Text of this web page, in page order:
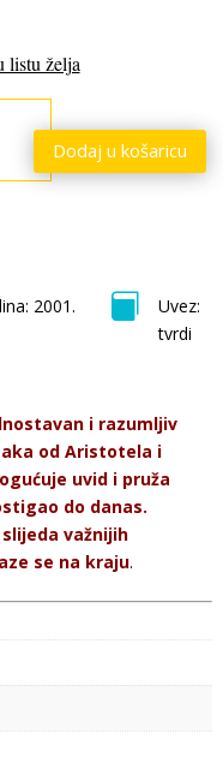
listu želja
Dodaj u košaricu
2001. 
Uvez:
tvrdi
i razumljiv
od Aristotela i
uvid i pruža
do danas.
važnijih
se na kraju.